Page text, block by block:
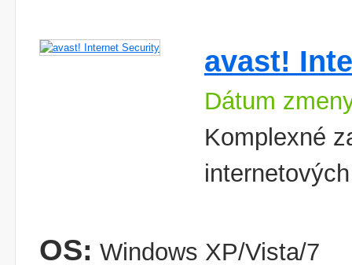
avast!
Dátum
Komplexné
OS: Windows XP/Vista/7